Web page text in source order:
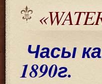
Часы
1890г.